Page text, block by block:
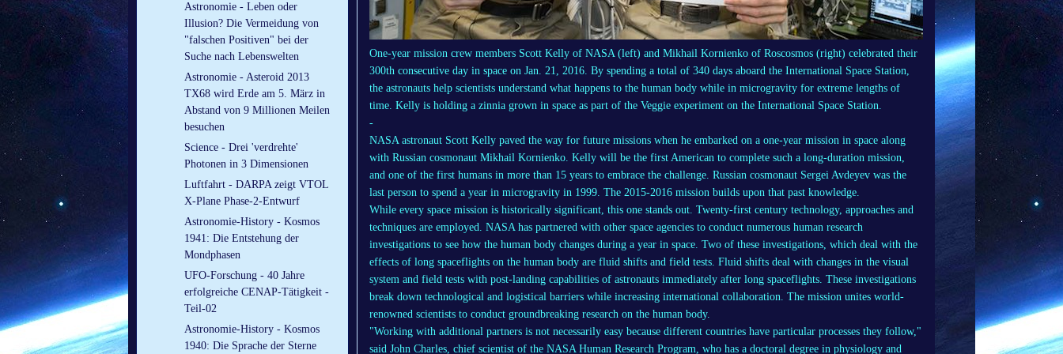
Astronomie - Leben oder
Illusion? Die Vermeidung von
"falschen Positiven" bei der
Suche nach Lebenswelten
Astronomie - Asteroid 2013
TX68 wird Erde am 5. März in
Abstand von 9 Millionen Meilen
besuchen
Science - Drei 'verdrehte'
Photonen in 3 Dimensionen
Luftfahrt - DARPA zeigt VTOL
X-Plane Phase-2-Entwurf
Astronomie-History - Kosmos
1941: Die Entstehung der
Mondphasen
UFO-Forschung - 40 Jahre
erfolgreiche CENAP-Tätigkeit -
Teil-02
Astronomie-History - Kosmos
1940: Die Sprache der Sterne
One-year mission crew members Scott Kelly of NASA (left) and Mikhail Kornienko of Roscosmos (right) celebrated their
300th consecutive day in space on Jan. 21, 2016. By spending a total of 340 days aboard the International Space Station,
the astronauts help scientists understand what happens to the human body while in microgravity for extreme lengths of
time. Kelly is holding a zinnia grown in space as part of the Veggie experiment on the International Space Station.
-
NASA astronaut Scott Kelly paved the way for future missions when he embarked on a one-year mission in space along
with Russian cosmonaut Mikhail Kornienko. Kelly will be the first American to complete such a long-duration mission,
and one of the first humans in more than 15 years to embrace the challenge. Russian cosmonaut Sergei Avdeyev was the
last person to spend a year in microgravity in 1999. The 2015-2016 mission builds upon that past knowledge.
While every space mission is historically significant, this one stands out. Twenty-first century technology, approaches and
techniques are employed. NASA has partnered with other space agencies to conduct numerous human research
investigations to see how the human body changes during a year in space. Two of these investigations, which deal with the
effects of long spaceflights on the human body are fluid shifts and field tests. Fluid shifts deal with changes in the visual
system and field tests with post-landing capabilities of astronauts immediately after long spaceflights. These investigations
break down technological and logistical barriers while increasing international collaboration. The mission unites world-
renowned scientists to conduct groundbreaking research on the human body.
"Working with additional partners is not necessarily easy because different countries have particular processes they follow,"
said John Charles, chief scientist of the NASA Human Research Program, who has a doctoral degree in physiology and